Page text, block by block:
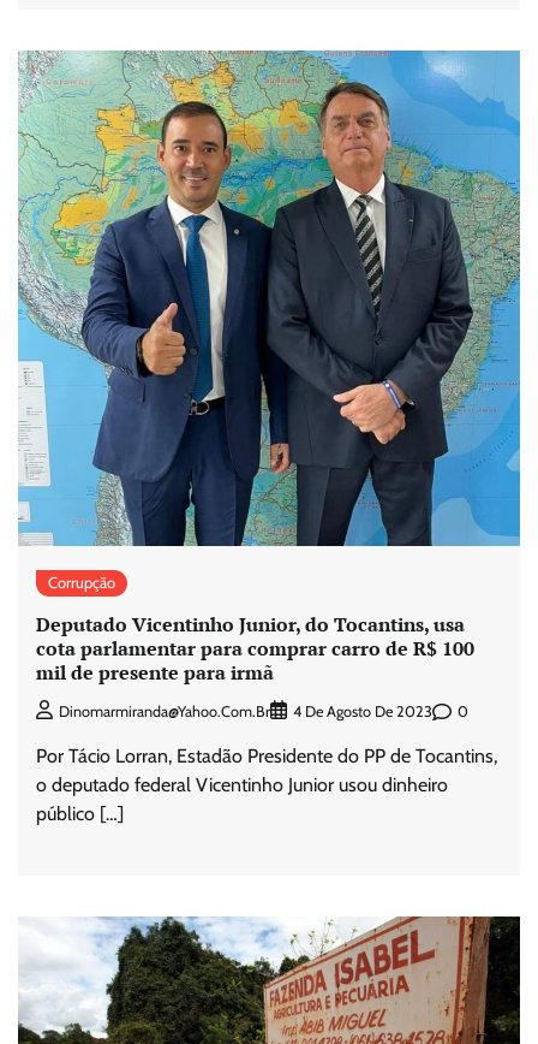
Corrupção
Deputado Vicentinho Junior, do Tocantins, usa
cota parlamentar para comprar carro de R$ 100
mil de presente para irmã
Dinomarmiranda@yahoo.com.br 4 De Agosto De 2023 0
Por Tácio Lorran, Estadão Presidente do PP de Tocantins,
o deputado federal Vicentinho Junior usou dinheiro
público […]